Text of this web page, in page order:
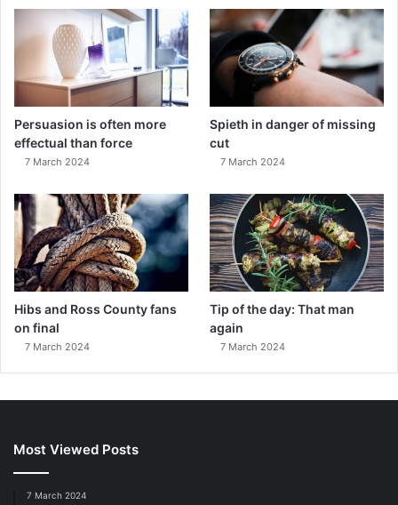
Persuasion is often more
effectual than force
7 March 2024
Spieth in danger of missing
cut
7 March 2024
Hibs and Ross County fans
on final
7 March 2024
Tip of the day: That man
again
7 March 2024
Most Viewed Posts
7 March 2024